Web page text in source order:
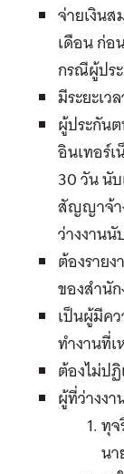
จ่ายเงิน
เดือนก่อ
กรณีผู้ปร
มีระยะเว
ผู้ประกัน
อินเทอร์เ
30วันนั
สัญญาจ้า
ว่างงาน
ต้องราย
ของสำนั
เป็นผู้มีค
ทำงานที่
ต้องไม่ป
ผู้ที่ว่างง
ทุ
นา